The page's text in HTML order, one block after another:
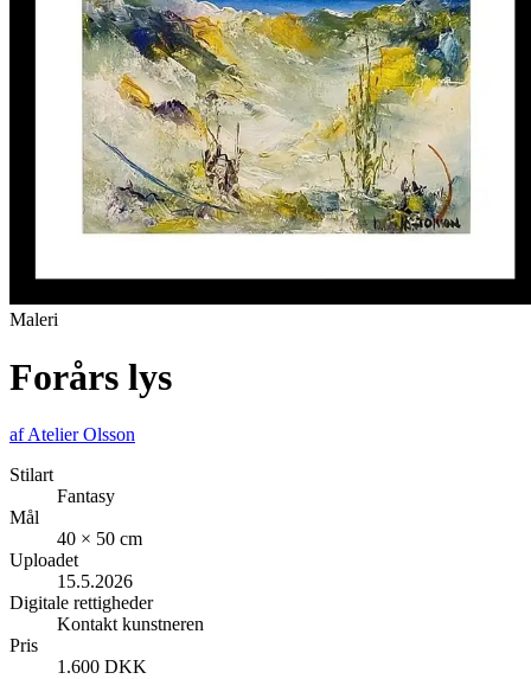
Maleri
Forårs lys
afAtelier Olsson
Stilart
Fantasy
Mål
40 × 50 cm
Uploadet
15.5.2026
Digitale rettigheder
Kontakt kunstneren
Pris
1.600 DKK